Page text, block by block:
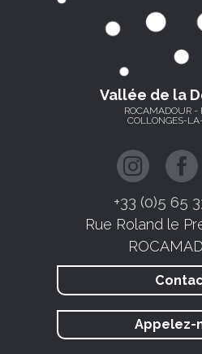
Vallée de la
ROCAMADOUR -
COLLONGES-
+33 (0)5 65
Rue Roland le
Appelez-